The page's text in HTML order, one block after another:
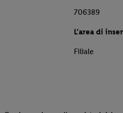
706389
L'area di
Filiale